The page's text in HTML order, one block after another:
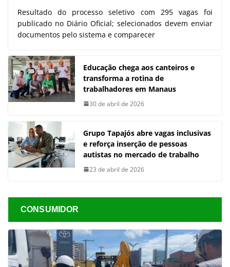
Resultado do processo seletivo com 295 vagas foi
publicado no Diário Oficial; selecionados devem enviar
documentos pelo sistema e comparecer
Educação chega aos canteiros e
transforma a rotina de
trabalhadores em Manaus
30 de abril de 2026
Grupo Tapajós abre vagas inclusivas
e reforça inserção de pessoas
autistas no mercado de trabalho
23 de abril de 2026
CONSUMIDOR